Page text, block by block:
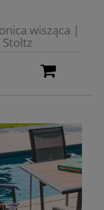
wisząca |